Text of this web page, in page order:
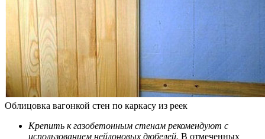
Облицовка вагонкой стен по каркасу из реек
Крепить к газобетонным стенам рекомендуют с
использованием нейлоновых дюбелей. В отмеченных